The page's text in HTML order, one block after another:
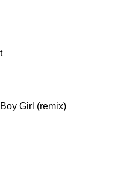
Girl (remix)